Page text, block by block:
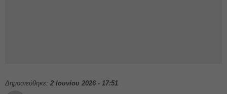
Δημοσιεύθηκε: 2 Ιουνίου 2026 - 17:51